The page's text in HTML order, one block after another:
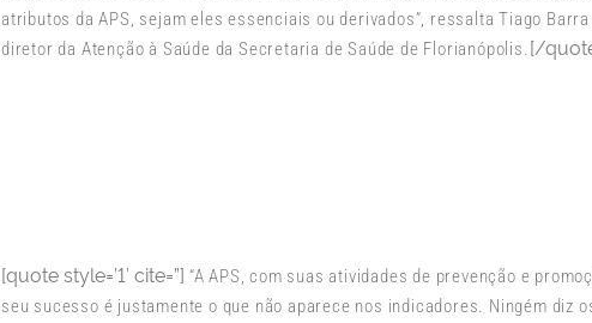
atributos da APS, sejam eles essenciais ou derivados”, ressalta Tiago Barra
diretor da Atenção à Saúde da Secretaria de Saúde de Florianópolis.[/
[quote style=’1′ cite=”] “A APS, com suas atividades de prevenção e
seu sucesso é justamente o que não aparece nos indicadores. Ningém diz